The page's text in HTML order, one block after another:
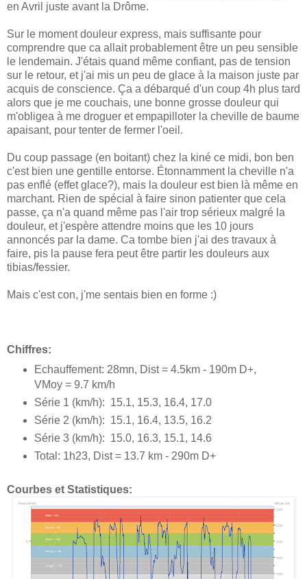
en Avril juste avant la Drôme.
Sur le moment douleur express, mais suffisante pour
comprendre que ca allait probablement être un peu sensible
le lendemain. J'étais quand même confiant, pas de tension
sur le retour, et j'ai mis un peu de glace à la maison juste par
acquis de conscience. Ça a débarqué d'un coup 4h plus tard
alors que je me couchais, une bonne grosse douleur qui
m'obligea à me droguer et empapilloter la cheville de baume
apaisant, pour tenter de fermer l'oeil.
Du coup passage (en boitant) chez la kiné ce midi, bon ben
c'est bien une gentille entorse. Étonnamment la cheville n'a
pas enflé (effet glace?), mais la douleur est bien là même en
marchant. Rien de spécial à faire sinon patienter que cela
passe, ça n'a quand même pas l'air trop sérieux malgré la
douleur, et j'espère attendre moins que les 10 jours
annoncés par la dame. Ca tombe bien j'ai des travaux à
faire, pis la pause fera peut être partir les douleurs aux
tibias/fessier.
Mais c'est con, j'me sentais bien en forme :)
Chiffres:
Echauffement: 28mn, Dist = 4.5km - 190m D+,
VMoy = 9.7 km/h
Série 1 (km/h): 15.1, 15.3, 16.4, 17.0
Série 2 (km/h): 15.1, 16.4, 13.5, 16.2
Série 3 (km/h): 15.0, 16.3, 15.1, 14.6
Total: 1h23, Dist = 13.7 km - 290m D+
Courbes et Statistiques: